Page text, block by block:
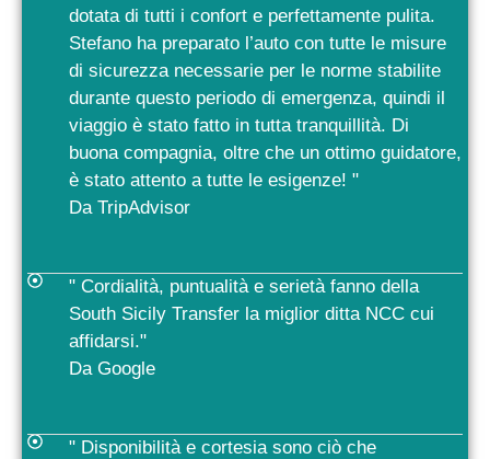
dotata di tutti i confort e perfettamente pulita.
Stefano ha preparato l’auto con tutte le misure
di sicurezza necessarie per le norme stabilite
durante questo periodo di emergenza, quindi il
viaggio è stato fatto in tutta tranquillità. Di
buona compagnia, oltre che un ottimo guidatore,
è stato attento a tutte le esigenze! "
Da TripAdvisor
" Cordialità, puntualità e serietà fanno della
South Sicily Transfer la miglior ditta NCC cui
affidarsi."
Da Google
" Disponibilità e cortesia sono ciò che